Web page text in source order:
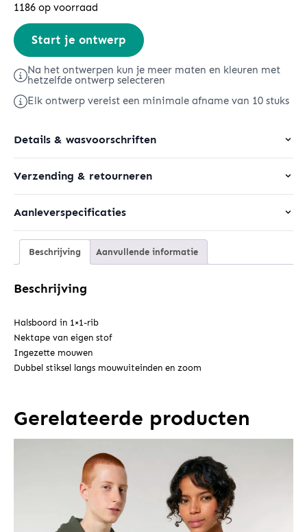
1186 op voorraad
Creator
2.0
Long
Sleeve
aantal
Start je ontwerp
Na het ontwerpen kun je meer maten en kleuren met
hetzelfde ontwerp selecteren
Elk ontwerp vereist een minimale afname van 10 stuks
Details & wasvoorschriften
Verzending & retourneren
Aanleverspecificaties
Beschrijving Aanvullende informatie
Beschrijving
Halsboord in 1×1-rib
Nektape van eigen stof
Ingezette mouwen
Dubbel stiksel langs mouwuiteinden en zoom
Gerelateerde producten